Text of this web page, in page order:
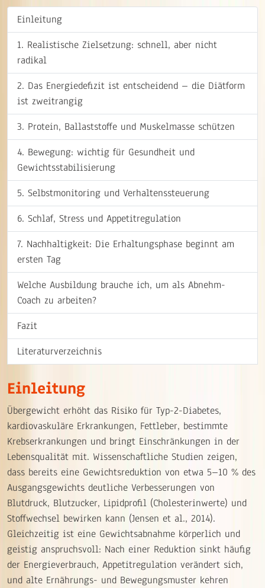
Einleitung
1. Realistische Zielsetzung: schnell, aber nicht
radikal
2. Das Energiedefizit ist entscheidend – die Diätform
ist zweitrangig
3. Protein, Ballaststoffe und Muskelmasse schützen
4. Bewegung: wichtig für Gesundheit und
Gewichtsstabilisierung
5. Selbstmonitoring und Verhaltenssteuerung
6. Schlaf, Stress und Appetitregulation
7. Nachhaltigkeit: Die Erhaltungsphase beginnt am
ersten Tag
Welche Ausbildung brauche ich, um als Abnehm-
Coach zu arbeiten?
Fazit
Literaturverzeichnis
Einleitung
Übergewicht erhöht das Risiko für Typ-2-Diabetes,
kardiovaskuläre Erkrankungen, Fettleber, bestimmte
Krebserkrankungen und bringt Einschränkungen in der
Lebensqualität mit. Wissenschaftliche Studien zeigen,
dass bereits eine Gewichtsreduktion von etwa 5–10 % des
Ausgangsgewichts deutliche Verbesserungen von
Blutdruck, Blutzucker, Lipidprofil (Cholesterinwerte) und
Stoffwechsel bewirken kann (Jensen et al., 2014).
Gleichzeitig ist eine Gewichtsabnahme körperlich und
geistig anspruchsvoll: Nach einer Reduktion sinkt häufig
der Energieverbrauch, Appetitregulation verändert sich,
und alte Ernährungs- und Bewegungsmuster kehren